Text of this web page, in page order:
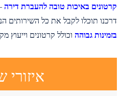
קרטונים באיכות טובה להעברת דירה
דרכנו תוכלו לקבל את כל השירותים
בזמינות גבוהה וכולל קרטונים וייעוץ
איזורי